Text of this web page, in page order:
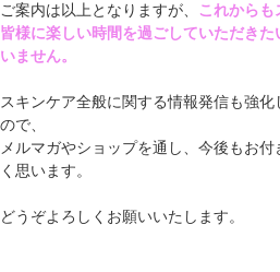
ご案内は以上となりますが、 これからも
皆様に楽しい時間を過ごしていただき
いません。
スキンケア全般に関する情報発信も強
ので、
メルマガやショップを通し、今後もお
く思います。
どうぞよろしくお願